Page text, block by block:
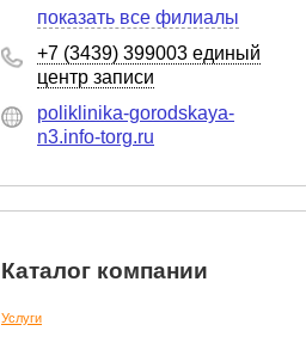
показать все филиалы
+7 (3439) 399003 единый
центр записи
poliklinika-gorodskaya-
n3.info-torg.ru
Каталог компании
Услуги